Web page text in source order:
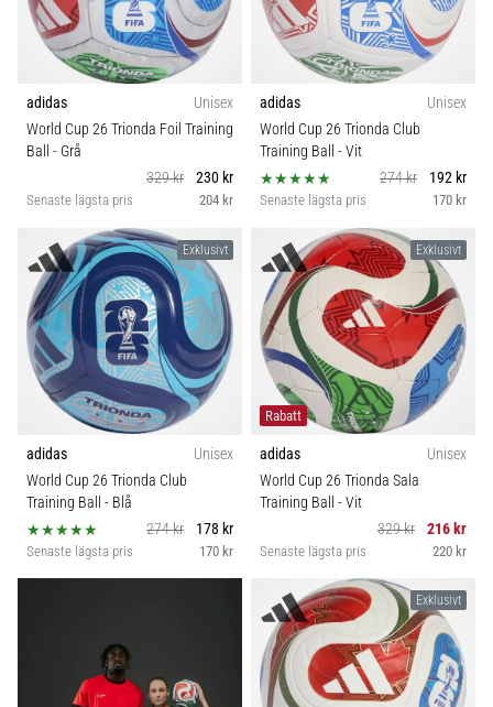
adidas
Unisex
World Cup 26 Trionda Foil Training
Ball - Grå
329 kr
230 kr
Senaste lägsta pris 204 kr
adidas
Unisex
World Cup 26 Trionda Club
Training Ball - Vit
274 kr
192 kr
Senaste lägsta pris 170 kr
Exklusivt
adidas
Unisex
World Cup 26 Trionda Club
Training Ball - Blå
274 kr
178 kr
Senaste lägsta pris 170 kr
Exklusivt
Rabatt
adidas
Unisex
World Cup 26 Trionda Sala
Training Ball - Vit
329 kr
216 kr
Senaste lägsta pris 220 kr
Exklusivt